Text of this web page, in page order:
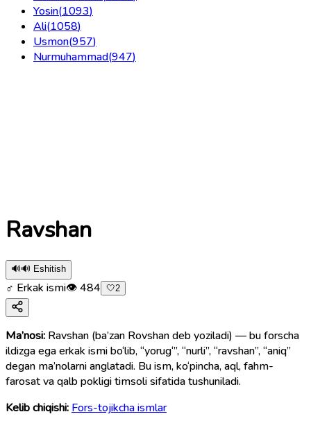
Yosin(1093)
Ali(1058)
Usmon(957)
Nurmuhammad(947)
Ravshan
🔊🔊 Eshitish
♂ Erkak ismi👁484 🤍2
Ma’nosi: Ravshan (ba’zan Rovshan deb yoziladi) — bu forscha
ildizga ega erkak ismi bo‘lib, “yorug‘”, “nurli”, “ravshan”, “aniq”
degan ma’nolarni anglatadi. Bu ism, ko‘pincha, aql, fahm-
farosat va qalb pokligi timsoli sifatida tushuniladi.
Kelib chiqishi: Fors-tojikcha ismlar